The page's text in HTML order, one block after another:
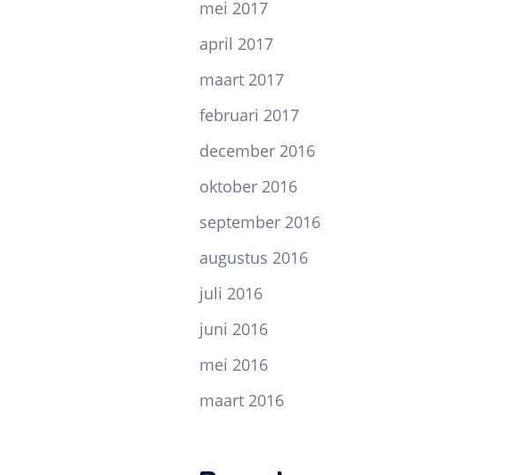
mei 2017
april 2017
maart 2017
februari 2017
december 2016
oktober 2016
september 2016
augustus 2016
juli 2016
juni 2016
mei 2016
maart 2016